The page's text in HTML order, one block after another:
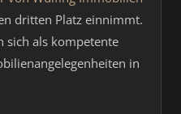
dritten Platz einnimmt.
sich als kompetente
in